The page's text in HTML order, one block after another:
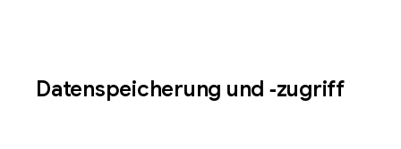
Datenspeicherung und ‑zugriff